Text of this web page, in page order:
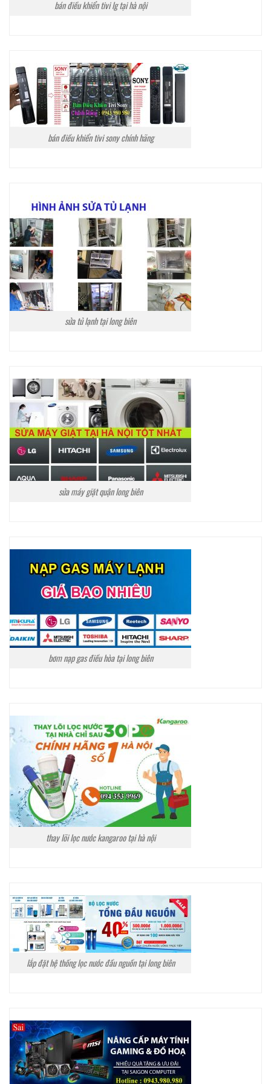
bán điều khiển tivi lg tại hà nội
bán điều khiển tivi sony chính hãng
sửa tủ lạnh tại long biên
sửa máy giặt quận long biên
bơm nạp gas điều hòa tại long biên
thay lõi lọc nước kangaroo tại hà nội
lắp đặt hệ thống lọc nước đầu nguồn tại long biên